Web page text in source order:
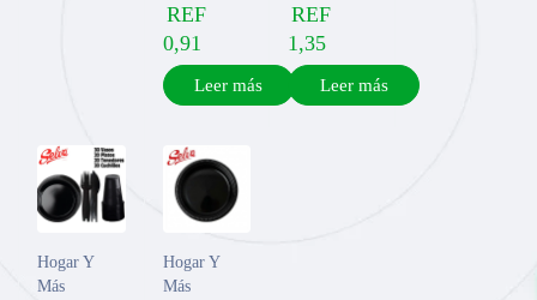
REF
0,91
Leer más
REF
1,35
Leer más
Hogar Y
Más
Hogar Y
Más